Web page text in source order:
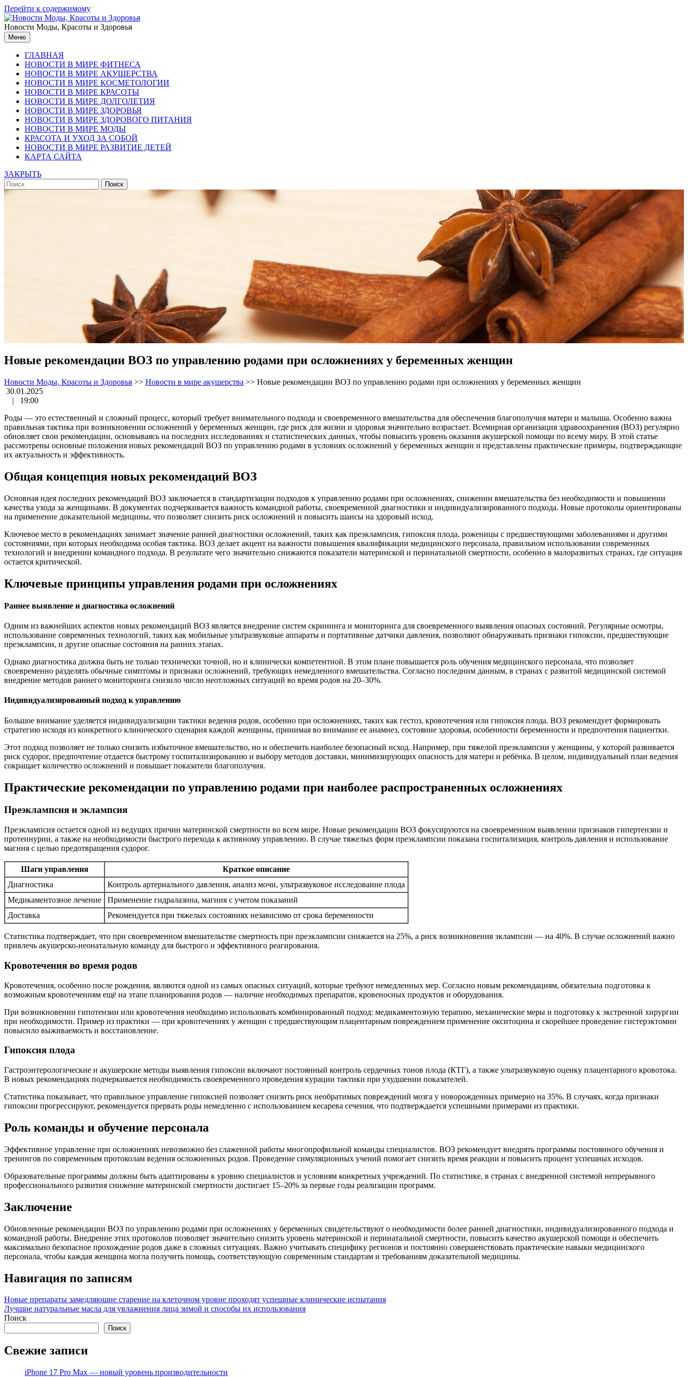
Перейти к содержимому
Новости Моды, Красоты и Здоровья
Меню
ГЛАВНАЯ
НОВОСТИ В МИРЕ ФИТНЕСА
НОВОСТИ В МИРЕ АКУШЕРСТВА
НОВОСТИ В МИРЕ КОСМЕТОЛОГИИ
НОВОСТИ В МИРЕ КРАСОТЫ
НОВОСТИ В МИРЕ ДОЛГОЛЕТИЯ
НОВОСТИ В МИРЕ ЗДОРОВЬЯ
НОВОСТИ В МИРЕ ЗДОРОВОГО ПИТАНИЯ
НОВОСТИ В МИРЕ МОДЫ
КРАСОТА И УХОД ЗА СОБОЙ
НОВОСТИ В МИРЕ РАЗВИТИЕ ДЕТЕЙ
КАРТА САЙТА
ЗАКРЫТЬ
Новые рекомендации ВОЗ по управлению родами при осложнениях у беременных женщин
Новости Моды, Красоты и Здоровья >> Новости в мире акушерства >> Новые рекомендации ВОЗ по управлению родами при осложнениях у беременных женщин
30.01.2025
|
19:00
Роды — это естественный и сложный процесс, который требует внимательного подхода и своевременного вмешательства для обеспечения благополучия матери и малыша. Особенно важна
правильная тактика при возникновении осложнений у беременных женщин, где риск для жизни и здоровья значительно возрастает. Всемирная организация здравоохранения (ВОЗ) регулярно
обновляет свои рекомендации, основываясь на последних исследованиях и статистических данных, чтобы повысить уровень оказания акушерской помощи по всему миру. В этой статье
рассмотрены основные положения новых рекомендаций ВОЗ по управлению родами в условиях осложнений у беременных женщин и представлены практические примеры, подтверждающие
их актуальность и эффективность.
Общая концепция новых рекомендаций ВОЗ
Основная идея последних рекомендаций ВОЗ заключается в стандартизации подходов к управлению родами при осложнениях, снижении вмешательства без необходимости и повышении
качества ухода за женщинами. В документах подчеркивается важность командной работы, своевременной диагностики и индивидуализированного подхода. Новые протоколы ориентированы
на применение доказательной медицины, что позволяет снизить риск осложнений и повысить шансы на здоровый исход.
Ключевое место в рекомендациях занимает значение ранней диагностики осложнений, таких как преэклампсия, гипоксия плода, роженицы с предшествующими заболеваниями и другими
состояниями, при которых необходима особая тактика. ВОЗ делает акцент на важности повышения квалификации медицинского персонала, правильном использовании современных
технологий и внедрении командного подхода. В результате чего значительно снижаются показатели материнской и перинатальной смертности, особенно в малоразвитых странах, где ситуация
остается критической.
Ключевые принципы управления родами при осложнениях
Раннее выявление и диагностика осложнений
Одним из важнейших аспектов новых рекомендаций ВОЗ является внедрение систем скрининга и мониторинга для своевременного выявления опасных состояний. Регулярные осмотры,
использование современных технологий, таких как мобильные ультразвуковые аппараты и портативные датчики давления, позволяют обнаруживать признаки гипоксии, предшествующие
преэклампсии, и другие опасные состояния на ранних этапах.
Однако диагностика должна быть не только технически точной, но и клинически компетентной. В этом плане повышается роль обучения медицинского персонала, что позволяет
своевременно разделять обычные симптомы и признаки осложнений, требующих немедленного вмешательства. Согласно последним данным, в странах с развитой медицинской системой
внедрение методов раннего мониторинга снизило число неотложных ситуаций во время родов на 20–30%.
Индивидуализированный подход к управлению
Большое внимание уделяется индивидуализации тактики ведения родов, особенно при осложнениях, таких как гестоз, кровотечения или гипоксия плода. ВОЗ рекомендует формировать
стратегию исходя из конкретного клинического сценария каждой женщины, принимая во внимание ее анамнез, состояние здоровья, особенности беременности и предпочтения пациентки.
Этот подход позволяет не только снизить избыточное вмешательство, но и обеспечить наиболее безопасный исход. Например, при тяжелой преэклампсии у женщины, у которой развивается
риск судорог, предпочтение отдается быстрому госпитализированию и выбору методов доставки, минимизирующих опасность для матери и ребёнка. В целом, индивидуальный план ведения
сокращает количество осложнений и повышает показатели благополучия.
Практические рекомендации по управлению родами при наиболее распространенных осложнениях
Преэклампсия и эклампсия
Преэклампсия остается одной из ведущих причин материнской смертности во всем мире. Новые рекомендации ВОЗ фокусируются на своевременном выявлении признаков гипертензии и
протеинурии, а также на необходимости быстрого перехода к активному управлению. В случае тяжелых форм преэклампсии показана госпитализация, контроль давления и использование
магния с целью предотвращения судорог.
Шаги управления
Краткое описание
Диагностика
Контроль артериального давления, анализ мочи, ультразвуковое исследование плода
Медикаментозное лечение
Применение гидралазина, магния с учетом показаний
Доставка
Рекомендуется при тяжелых состояниях независимо от срока беременности
Статистика подтверждает, что при своевременном вмешательстве смертность при преэклампсии снижается на 25%, а риск возникновения эклампсии — на 40%. В случае осложнений важно
привлечь акушерско-неонатальную команду для быстрого и эффективного реагирования.
Кровотечения во время родов
Кровотечения, особенно после рождения, являются одной из самых опасных ситуаций, которые требуют немедленных мер. Согласно новым рекомендациям, обязательна подготовка к
возможным кровотечениям ещё на этапе планирования родов — наличие необходимых препаратов, кровеносных продуктов и оборудования.
При возникновении гипотензии или кровотечения необходимо использовать комбинированный подход: медикаментозную терапию, механические меры и подготовку к экстренной хирургии
при необходимости. Пример из практики — при кровотечениях у женщин с предшествующим плацентарным повреждением применение окситоцина и скорейшее проведение гистерэктомии
повысило выживаемость и восстановление.
Гипоксия плода
Гастроэнтерологические и акушерские методы выявления гипоксии включают постоянный контроль сердечных тонов плода (КТГ), а также ультразвуковую оценку плацентарного кровотока.
В новых рекомендациях подчеркивается необходимость своевременного проведения курации тактики при ухудшении показателей.
Статистика показывает, что правильное управление гипоксией позволяет снизить риск необратимых повреждений мозга у новорожденных примерно на 35%. В случаях, когда признаки
гипоксии прогрессируют, рекомендуется прервать роды немедленно с использованием кесарева сечения, что подтверждается успешными примерами из практики.
Роль команды и обучение персонала
Эффективное управление при осложнениях невозможно без слаженной работы многопрофильной команды специалистов. ВОЗ рекомендует внедрять программы постоянного обучения и
тренингов по современным протоколам ведения осложненных родов. Проведение симуляционных учений помогает снизить время реакции и повысить процент успешных исходов.
Образовательные программы должны быть адаптированы к уровню специалистов и условиям конкретных учреждений. По статистике, в странах с внедренной системой непрерывного
профессионального развития снижение материнской смертности достигает 15–20% за первые годы реализации программ.
Заключение
Обновленные рекомендации ВОЗ по управлению родами при осложнениях у беременных свидетельствуют о необходимости более ранней диагностики, индивидуализированного подхода и
командной работы. Внедрение этих протоколов позволяет значительно снизить уровень материнской и перинатальной смертности, повысить качество акушерской помощи и обеспечить
максимально безопасное прохождение родов даже в сложных ситуациях. Важно учитывать специфику регионов и постоянно совершенствовать практические навыки медицинского
персонала, чтобы каждая женщина могла получить помощь, соответствующую современным стандартам и требованиям доказательной медицины.
Навигация по записям
Новые препараты замедляющие старение на клеточном уровне проходят успешные клинические испытания
Лучшие натуральные масла для увлажнения лица зимой и способы их использования
Поиск
Поиск
Свежие записи
iPhone 17 Pro Max — новый уровень производительности